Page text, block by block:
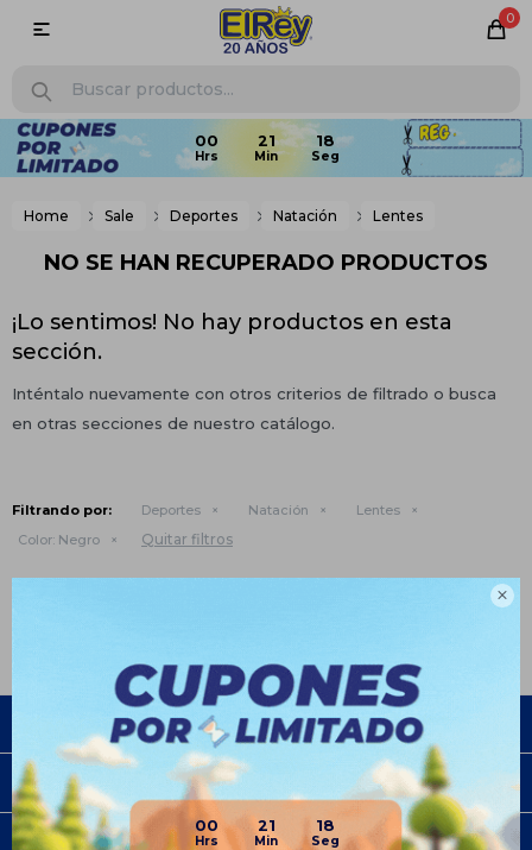

00 21 18
0

Home Sale Deportes Natación Lentes
NO SE HAN RECUPERADO PRODUCTOS
¡Lo sentimos! No hay productos en esta
sección.
Inténtalo nuevamente con otros criterios de filtrado o busca
en otras secciones de nuestro catálogo.
Filtrando por: Deportes Natación
Lentes
Color: Negro Quitar filtros
Compra